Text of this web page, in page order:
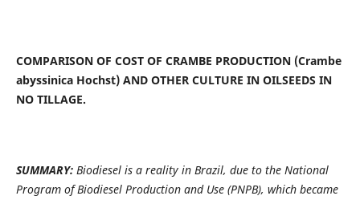
COMPARISON OF COST OF CRAMBE PRODUCTION (Crambe
abyssinica Hochst) AND OTHER CULTURE IN OILSEEDS IN
NO TILLAGE.
SUMMARY:Biodiesel is a reality in Brazil, due to the National
Program of Biodiesel Production and Use (PNPB), which became